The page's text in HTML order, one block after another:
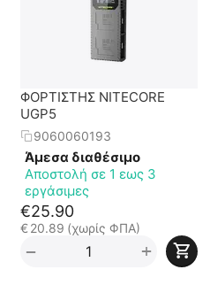
ΦΟΡΤΙΣΤΗΣ NITECORE
UGP5
9060060193
Άμεσα διαθέσιμο
Αποστολή σε 1 εως 3
εργάσιμες
€25.90
€ 20.89 (χωρίς ΦΠΑ)
+
−